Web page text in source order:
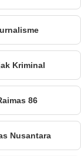
Kriminal
86
Nusantara